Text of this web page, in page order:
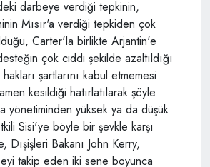
darbeye verdiği tepkinin,
Mısır'a verdiği tepkiden çok
Carter'la birlikte Arjantin'e
çok ciddi şekilde azaltıldığı
şartlarını kabul etmemesi
kesildiği hatırlatılarak şöyle
yönetiminden yüksek ya da düşük
Sisi'ye böyle bir şevkle karşı
Dışişleri Bakanı John Kerry,
takip eden iki sene boyunca